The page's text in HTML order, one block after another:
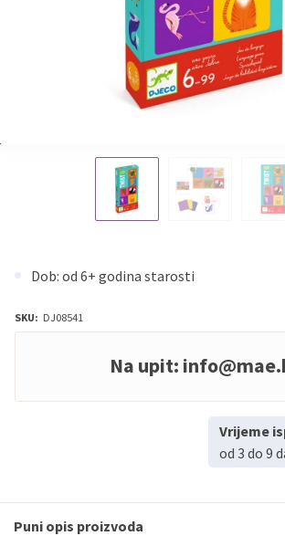
Dob: od 6+ godina starosti
SKU: DJ08541
Na upit:
Vrijeme
od 3 do 9
Puni opis proizvoda